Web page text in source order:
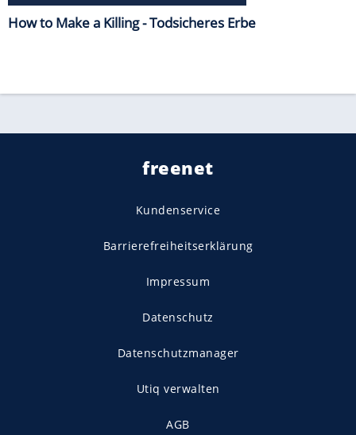
How to Make a Killing - Todsicheres Erbe
freenet
Kundenservice
Barrierefreiheitserklärung
Impressum
Datenschutz
Datenschutzmanager
Utiq verwalten
AGB